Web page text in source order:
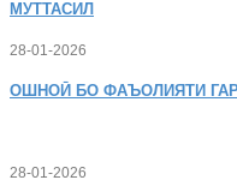
МУТТАСИЛ
28-01-2026
ОШНОӢ БО ФАЪОЛИЯТИ
28-01-2026